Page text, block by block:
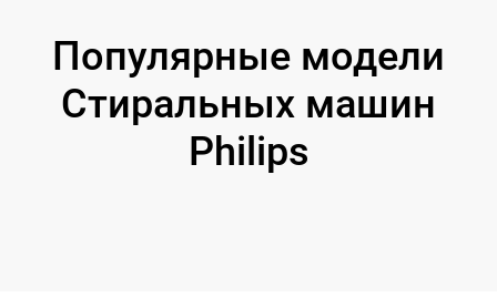
Популярные модели
Стиральных машин
Philips